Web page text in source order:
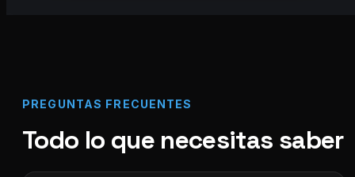
PREGUNTAS FRECUENTES
Todo lo que necesitas saber